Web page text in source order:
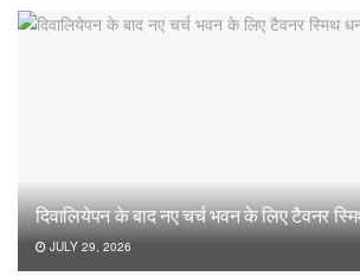
दिवालियेपन के बाद नए चर्च भवन के लिए टैवनर
JULY 29, 2026